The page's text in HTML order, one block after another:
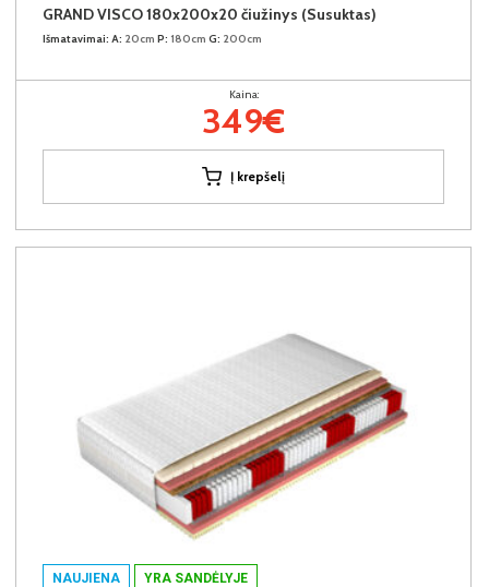
GRAND VISCO 180x200x20 čiužinys (Susuktas)
Išmatavimai: A: 20cm P: 180cm G: 200cm
Kaina:
349€
Į krepšelį
NAUJIENA YRA SANDĖLYJE